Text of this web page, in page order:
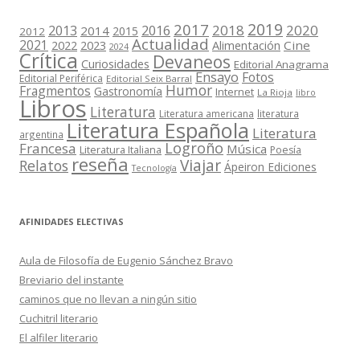
2012 2013 2014 2015 2016 2017 2018 2019 2020
2021 2022 2023 2024 Actualidad Alimentación Cine
Crítica Curiosidades Devaneos Editorial Anagrama
Editorial Periférica Editorial Seix Barral Ensayo Fotos
Fragmentos Gastronomía Humor Internet La Rioja libro
Libros Literatura Literatura americana literatura
argentina Literatura Española Literatura
Francesa Literatura Italiana Logroño Música Poesía
Relatos reseña Tecnología Viajar Ápeiron Ediciones
AFINIDADES ELECTIVAS
Aula de Filosofía de Eugenio Sánchez Bravo
Breviario del instante
caminos que no llevan a ningún sitio
Cuchitril literario
El alfiler literario